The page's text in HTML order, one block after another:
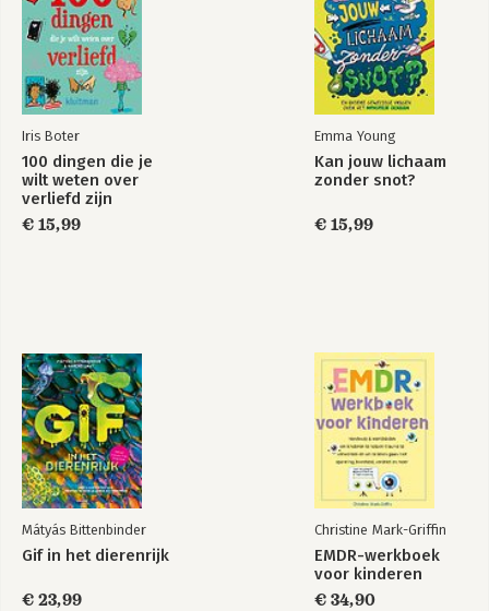
Bijlage 3 Pentagram bij kwaliteitenspel 97
Nawoord 99
Bedankje 100
Workshops voor volwassenen 100
Iris Boter
100 dingen die je
wilt weten over
verliefd zijn
€ 15,99
Emma Young
Kan jouw lichaam
zonder snot?
€ 15,99
Mátyás Bittenbinder
Gif in het dierenrijk
€ 23,99
Christine Mark-Griffin
EMDR-werkboek
voor kinderen
€ 34,90